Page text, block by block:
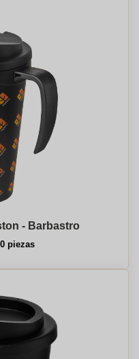
- Barbastro
piezas